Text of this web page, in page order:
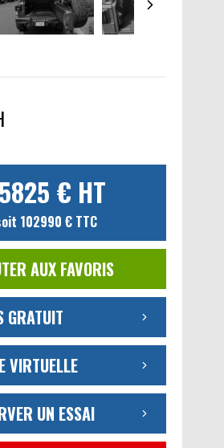
€ HT
102990 € TTC
AUX FAVORIS
GRATUIT
VIRTUELLE
UN ESSAI